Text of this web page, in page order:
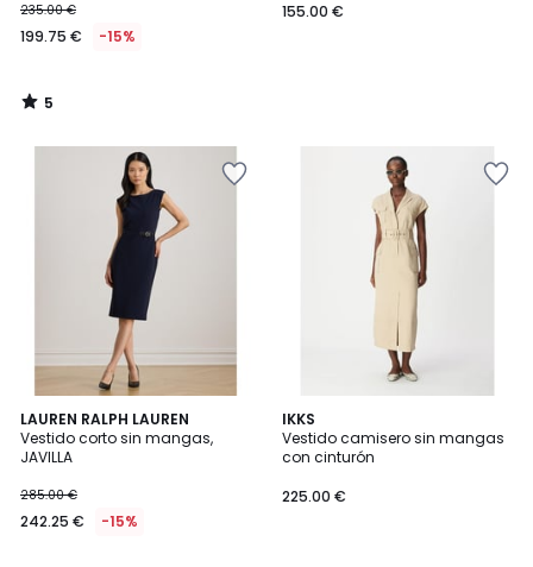
235.00 €
199.75 € -15%
5
/
155.00 €
LAUREN RALPH LAUREN
Vestido corto sin mangas,
JAVILLA
285.00 €
242.25 € -15%
IKKS
Vestido camisero sin mangas
con cinturón
225.00 €